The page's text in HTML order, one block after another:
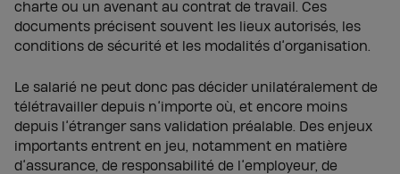
charte ou un avenant au contrat de travail. Ces
documents précisent souvent les lieux autorisés, les
conditions de sécurité et les modalités d’organisation.
Le salarié ne peut donc pas décider unilatéralement de
télétravailler depuis n’importe où, et encore moins
depuis l’étranger sans validation préalable. Des enjeux
importants entrent en jeu, notamment en matière
d’assurance, de responsabilité de l’employeur, de